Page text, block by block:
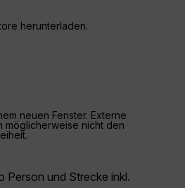
herunterladen.
neuen Fenster. Externe
möglicherweise nicht den
Person und Strecke inkl.